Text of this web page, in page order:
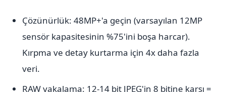
Çözünürlük: 48MP+'a geçin (varsayılan 12MP
sensör kapasitesinin %75'ini boşa harcar).
Kırpma ve detay kurtarma için 4x daha fazla
veri.
RAW yakalama: 12-14 bit JPEG'in 8 bitine karşı =